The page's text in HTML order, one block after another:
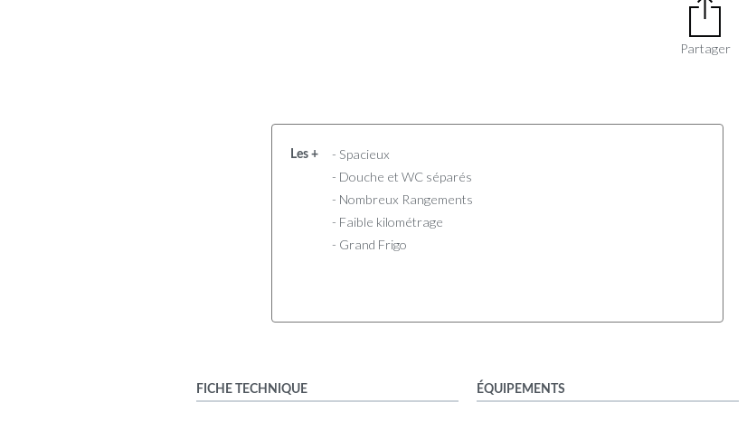
Partager
Les +
- Spacieux
- Douche et WC séparés
- Nombreux Rangements
- Faible kilométrage
- Grand Frigo
FICHE TECHNIQUE ÉQUIPEMENTS